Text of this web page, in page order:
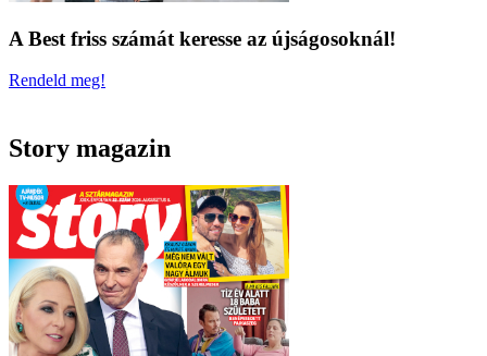
A Best friss számát keresse az újságosoknál!
Rendeld meg!
Story magazin